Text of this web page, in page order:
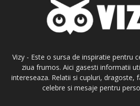
Vizy - Este o sursa de inspiratie pentru
ziua frumos. Aici gasesti informatii
intereseaza. Relatii si cupluri, dragoste,
celebre si mesaje pentru